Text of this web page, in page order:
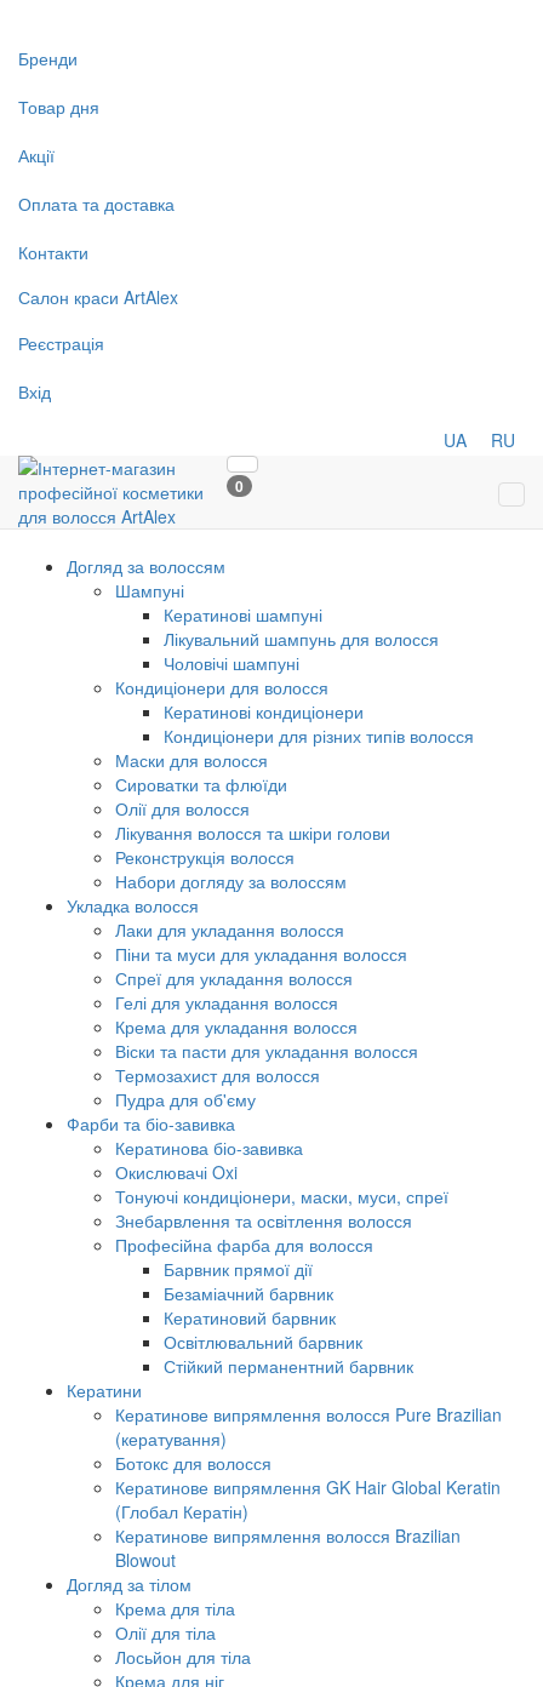
Бренди
Товар дня
Акції
Оплата та доставка
Контакти
Салон краси ArtAlex
Реєстрація
Вхід
UA RU
0
Догляд за волоссям
Шампуні
Кератинові шампуні
Лікувальний шампунь для волосся
Чоловічі шампуні
Кондиціонери для волосся
Кератинові кондиціонери
Кондиціонери для різних типів волосся
Маски для волосся
Сироватки та флюїди
Олії для волосся
Лікування волосся та шкіри голови
Реконструкція волосся
Набори догляду за волоссям
Укладка волосся
Лаки для укладання волосся
Піни та муси для укладання волосся
Спреї для укладання волосся
Гелі для укладання волосся
Крема для укладання волосся
Віски та пасти для укладання волосся
Термозахист для волосся
Пудра для об'єму
Фарби та біо-завивка
Кератинова біо-завивка
Окислювачі Oxi
Тонуючі кондиціонери, маски, муси, спреї
Знебарвлення та освітлення волосся
Професійна фарба для волосся
Барвник прямої дії
Безаміачний барвник
Кератиновий барвник
Освітлювальний барвник
Стійкий перманентний барвник
Кератини
Кератинове випрямлення волосся Pure Brazilian
(кератування)
Ботокс для волосся
Кератинове випрямлення GK Hair Global Keratin
(Глобал Кератін)
Кератинове випрямлення волосся Brazilian
Blowout
Догляд за тілом
Крема для тіла
Олії для тіла
Лосьйон для тіла
Крема для ніг